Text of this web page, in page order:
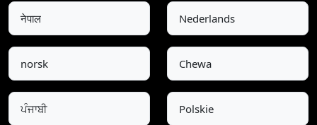
नेपाल Nederlands
norsk Chewa
ਪੰਜਾਬੀ Polskie